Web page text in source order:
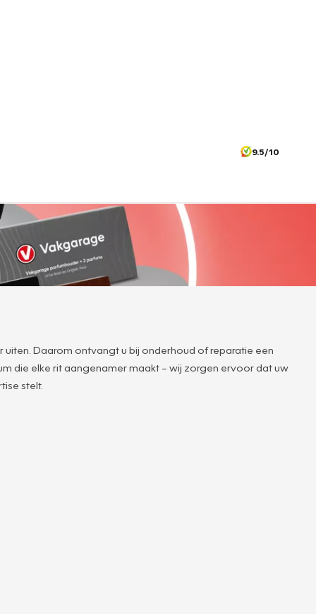
9.5/10
Daarom ontvangt u bij onderhoud of reparatie een
die elke rit aangenamer maakt – wij zorgen ervoor dat uw
stelt.